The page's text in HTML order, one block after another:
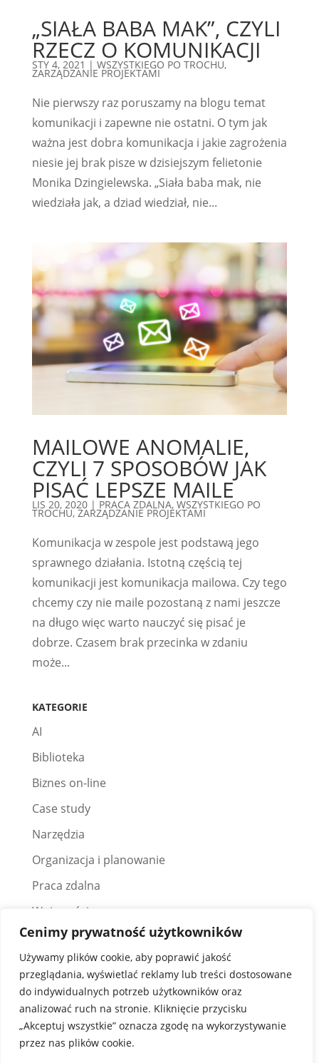
Cenimy prywatność użytkowników
Używamy plików cookie, aby poprawić jakość
przeglądania, wyświetlać reklamy lub treści dostosowane
do indywidualnych potrzeb użytkowników oraz
analizować ruch na stronie. Kliknięcie przycisku
„Akceptuj wszystkie” oznacza zgodę na wykorzystywanie
przez nas plików cookie.
„SIAŁA BABA MAK”, CZYLI
RZECZ O KOMUNIKACJI
STY 4, 2021 | WSZYSTKIEGO PO TROCHU,
ZARZĄDZANIE PROJEKTAMI
Nie pierwszy raz poruszamy na blogu temat
komunikacji i zapewne nie ostatni. O tym jak
ważna jest dobra komunikacja i jakie zagrożenia
niesie jej brak pisze w dzisiejszym felietonie
Monika Dzingielewska. „Siała baba mak, nie
wiedziała jak, a dziad wiedział, nie...
MAILOWE ANOMALIE,
CZYLI 7 SPOSOBÓW JAK
PISAĆ LEPSZE MAILE
LIS 20, 2020| PRACA ZDALNA, WSZYSTKIEGO PO
TROCHU,ZARZĄDZANIE PROJEKTAMI
Komunikacja w zespole jest podstawą jego
sprawnego działania. Istotną częścią tej
komunikacji jest komunikacja mailowa. Czy tego
chcemy czy nie maile pozostaną z nami jeszcze
na długo więc warto nauczyć się pisać je
dobrze. Czasem brak przecinka w zdaniu
może...
KATEGORIE
AI
Biblioteka
Biznes on-line
Case study
Narzędzia
Organizacja i planowanie
Praca zdalna
Wpis gościnny
Wszystkiego po trochu
Zarządzanie projektami